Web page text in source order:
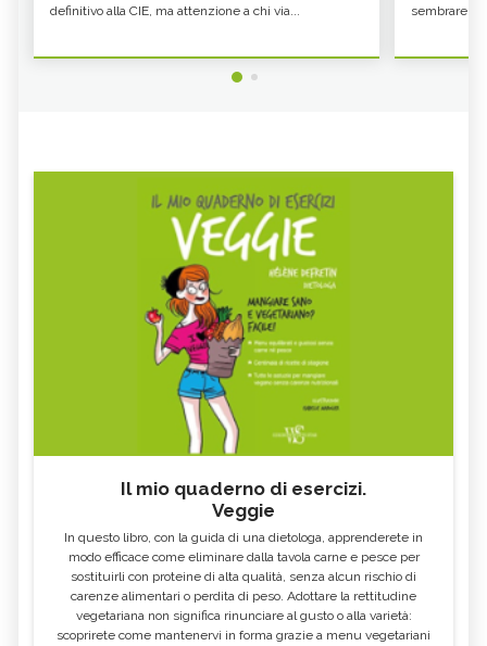
definitivo alla CIE, ma attenzione a chi via...
sembrare
Il mio quaderno di esercizi.
Veggie
In questo libro, con la guida di una dietologa, apprenderete in
modo efficace come eliminare dalla tavola carne e pesce per
sostituirli con proteine di alta qualità, senza alcun rischio di
carenze alimentari o perdita di peso. Adottare la rettitudine
vegetariana non significa rinunciare al gusto o alla varietà:
scoprirete come mantenervi in forma grazie a menu vegetariani